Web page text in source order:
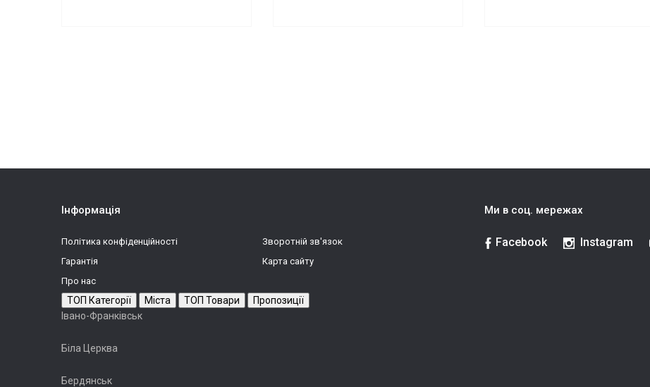
Інформація
Політика конфіденційності
Зворотній зв'язок
Гарантія
Карта сайту
Про нас
Ми в соц. мережах
Facebook Instagram
ТОП Категорії Міста ТОП Товари
Пропозиції
Івано-Франківськ
Біла Церква
Бердянськ